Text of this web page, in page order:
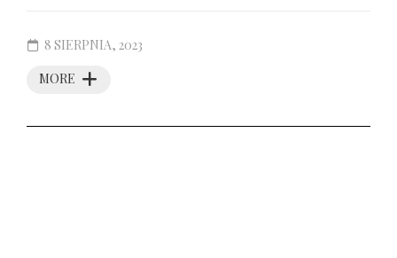
MORE
8 SIERPNIA, 2023